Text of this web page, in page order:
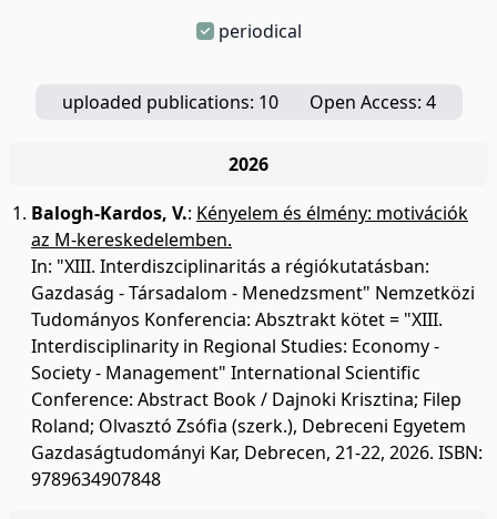
periodical
uploaded publications: 10 Open Access: 4
2026
Balogh-Kardos, V.: Kényelem és élmény: motivációk
az M-kereskedelemben.
In: "XIII. Interdiszciplinaritás a régiókutatásban:
Gazdaság - Társadalom - Menedzsment" Nemzetközi
Tudományos Konferencia: Absztrakt kötet = "XIII.
Interdisciplinarity in Regional Studies: Economy -
Society - Management" International Scientific
Conference: Abstract Book / Dajnoki Krisztina; Filep
Roland; Olvasztó Zsófia (szerk.), Debreceni Egyetem
Gazdaságtudományi Kar, Debrecen, 21-22, 2026. ISBN:
9789634907848